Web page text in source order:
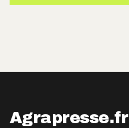
Agrapresse.fr